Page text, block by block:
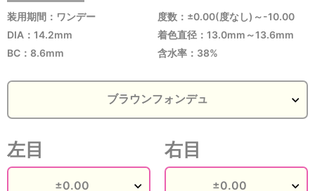
装用期間：ワンデー
度数：±0.00(度なし)～-10.00
DIA：14.2mm
着色直径：13.0mm～13.6mm
BC：8.6mm
含水率：38%
左目 右目